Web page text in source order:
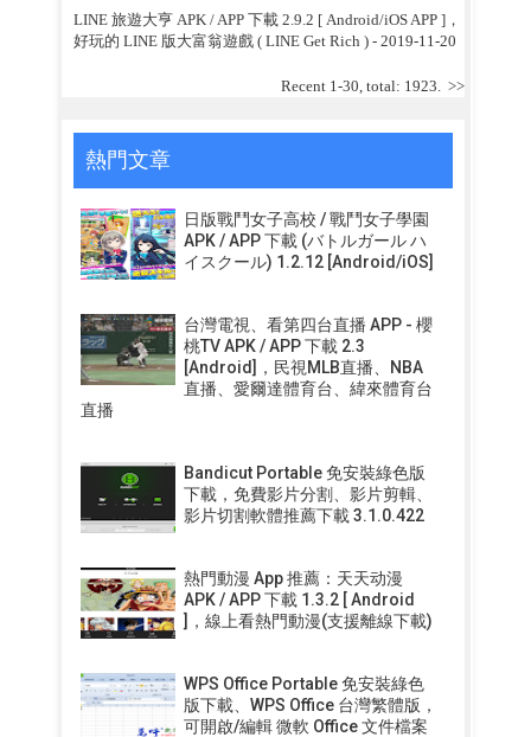
LINE 旅遊大亨 APK / APP 下載 2.9.2 [ Android/iOS APP ]，
好玩的 LINE 版大富翁遊戲 ( LINE Get Rich )- 2019-11-20
Recent 1-30, total: 1923. >>
熱門文章
日版戰鬥女子高校 / 戰鬥女子學園
APK / APP 下載 (バトルガール ハ
イスクール) 1.2.12 [Android/iOS]
台灣電視、看第四台直播 APP - 櫻
桃TV APK / APP 下載 2.3
[Android]，民視MLB直播、NBA
直播、愛爾達體育台、緯來體育台
直播
Bandicut Portable 免安裝綠色版
下載，免費影片分割、影片剪輯、
影片切割軟體推薦下載 3.1.0.422
熱門動漫 App 推薦：天天动漫
APK / APP 下載 1.3.2 [ Android
]，線上看熱門動漫(支援離線下載)
WPS Office Portable 免安裝綠色
版下載、WPS Office 台灣繁體版，
可開啟/編輯 微軟 Office 文件檔案